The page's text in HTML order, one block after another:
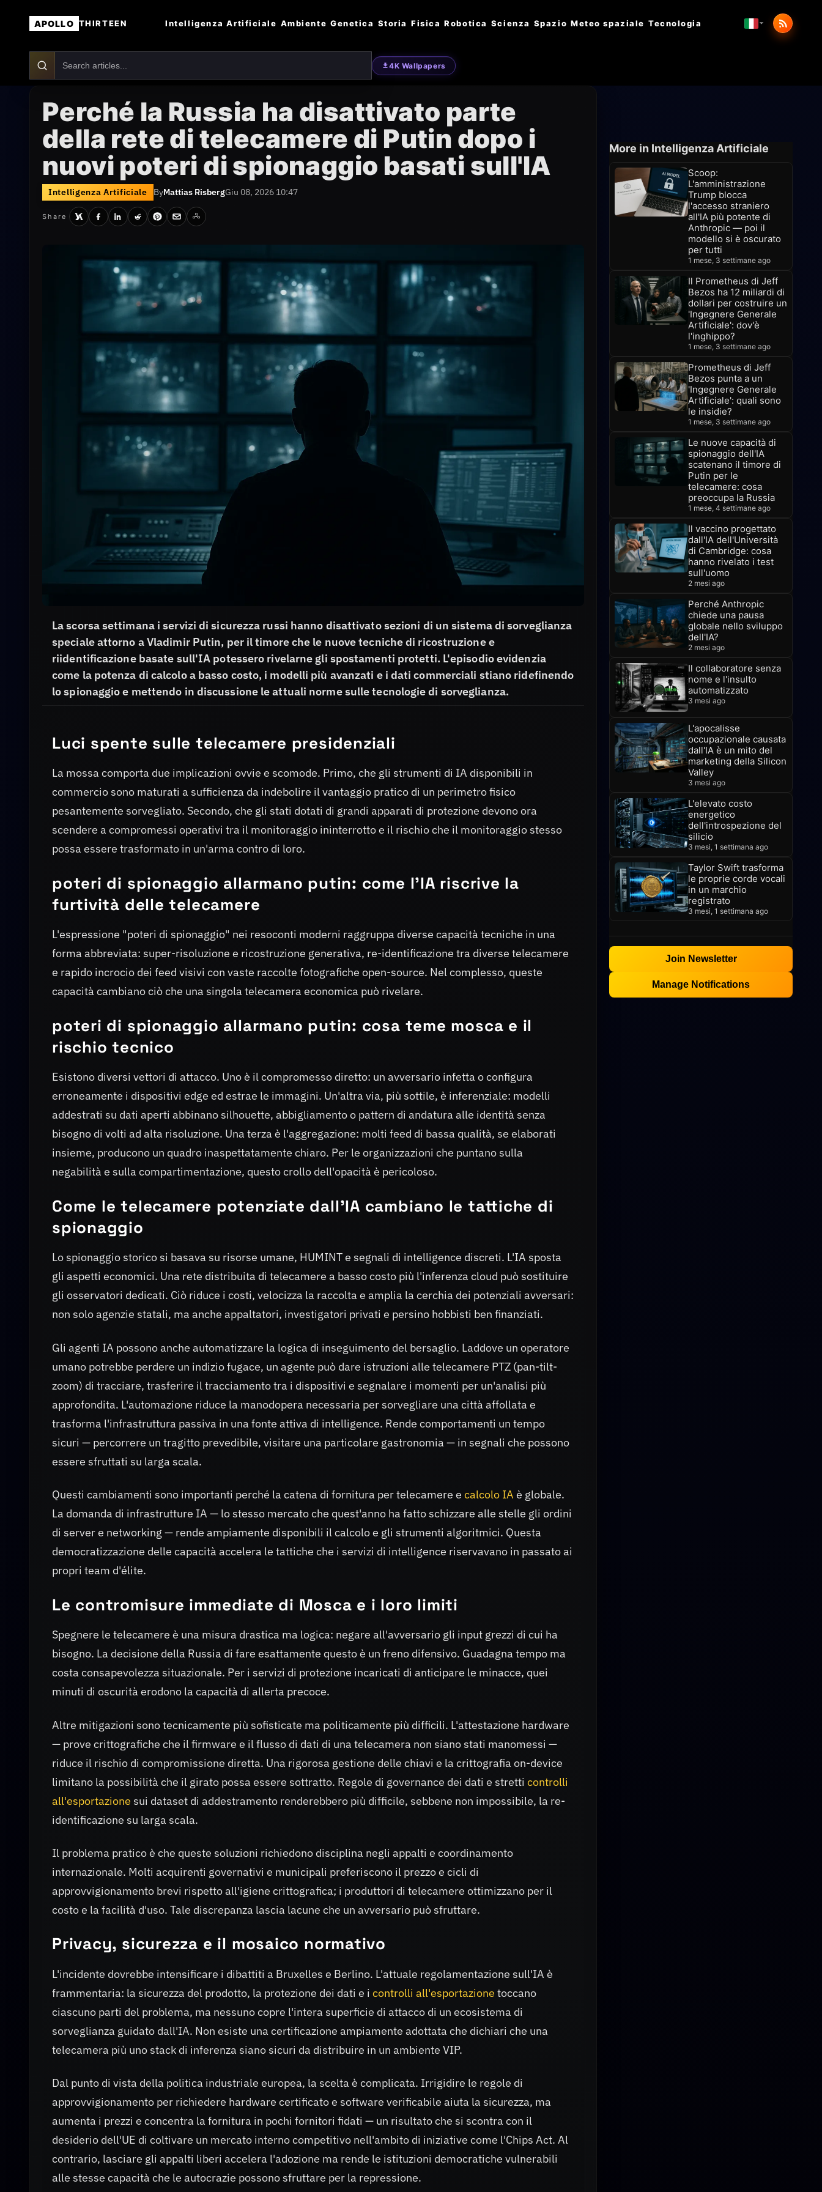
APOLLO THIRTEEN Intelligenza Artificiale Ambiente Genetica Storia Fisica Robotica Scienza Spazio Meteo spaziale Tecnologia
4K Wallpapers
Perché la Russia ha disattivato parte
della rete di telecamere di Putin dopo i
nuovi poteri di spionaggio basati sull'IA
Intelligenza Artificiale ByMattias RisbergGiu 08, 2026 10:47
Share
La scorsa settimana i servizi di sicurezza russi hanno disattivato sezioni di un sistema di sorveglianza
speciale attorno a Vladimir Putin, per il timore che le nuove tecniche di ricostruzione e
riidentificazione basate sull'IA potessero rivelarne gli spostamenti protetti. L'episodio evidenzia
come la potenza di calcolo a basso costo, i modelli più avanzati e i dati commerciali stiano ridefinendo
lo spionaggio e mettendo in discussione le attuali norme sulle tecnologie di sorveglianza.
Luci spente sulle telecamere presidenziali
La mossa comporta due implicazioni ovvie e scomode. Primo, che gli strumenti di IA disponibili in
commercio sono maturati a sufficienza da indebolire il vantaggio pratico di un perimetro fisico
pesantemente sorvegliato. Secondo, che gli stati dotati di grandi apparati di protezione devono ora
scendere a compromessi operativi tra il monitoraggio ininterrotto e il rischio che il monitoraggio stesso
possa essere trasformato in un'arma contro di loro.
poteri di spionaggio allarmano putin: come l'IA riscrive la
furtività delle telecamere
L'espressione "poteri di spionaggio" nei resoconti moderni raggruppa diverse capacità tecniche in una
forma abbreviata: super-risoluzione e ricostruzione generativa, re-identificazione tra diverse telecamere
e rapido incrocio dei feed visivi con vaste raccolte fotografiche open-source. Nel complesso, queste
capacità cambiano ciò che una singola telecamera economica può rivelare.
poteri di spionaggio allarmano putin: cosa teme mosca e il
rischio tecnico
Esistono diversi vettori di attacco. Uno è il compromesso diretto: un avversario infetta o configura
erroneamente i dispositivi edge ed estrae le immagini. Un'altra via, più sottile, è inferenziale: modelli
addestrati su dati aperti abbinano silhouette, abbigliamento o pattern di andatura alle identità senza
bisogno di volti ad alta risoluzione. Una terza è l'aggregazione: molti feed di bassa qualità, se elaborati
insieme, producono un quadro inaspettatamente chiaro. Per le organizzazioni che puntano sulla
negabilità e sulla compartimentazione, questo crollo dell'opacità è pericoloso.
Come le telecamere potenziate dall'IA cambiano le tattiche di
spionaggio
Lo spionaggio storico si basava su risorse umane, HUMINT e segnali di intelligence discreti. L'IA sposta
gli aspetti economici. Una rete distribuita di telecamere a basso costo più l'inferenza cloud può sostituire
gli osservatori dedicati. Ciò riduce i costi, velocizza la raccolta e amplia la cerchia dei potenziali avversari:
non solo agenzie statali, ma anche appaltatori, investigatori privati e persino hobbisti ben finanziati.
Gli agenti IA possono anche automatizzare la logica di inseguimento del bersaglio. Laddove un operatore
umano potrebbe perdere un indizio fugace, un agente può dare istruzioni alle telecamere PTZ (pan-tilt-
zoom) di tracciare, trasferire il tracciamento tra i dispositivi e segnalare i momenti per un'analisi più
approfondita. L'automazione riduce la manodopera necessaria per sorvegliare una città affollata e
trasforma l'infrastruttura passiva in una fonte attiva di intelligence. Rende comportamenti un tempo
sicuri — percorrere un tragitto prevedibile, visitare una particolare gastronomia — in segnali che possono
essere sfruttati su larga scala.
Questi cambiamenti sono importanti perché la catena di fornitura per telecamere e calcolo IA è globale.
La domanda di infrastrutture IA — lo stesso mercato che quest'anno ha fatto schizzare alle stelle gli ordini
di server e networking — rende ampiamente disponibili il calcolo e gli strumenti algoritmici. Questa
democratizzazione delle capacità accelera le tattiche che i servizi di intelligence riservavano in passato ai
propri team d'élite.
Le contromisure immediate di Mosca e i loro limiti
Spegnere le telecamere è una misura drastica ma logica: negare all'avversario gli input grezzi di cui ha
bisogno. La decisione della Russia di fare esattamente questo è un freno difensivo. Guadagna tempo ma
costa consapevolezza situazionale. Per i servizi di protezione incaricati di anticipare le minacce, quei
minuti di oscurità erodono la capacità di allerta precoce.
Altre mitigazioni sono tecnicamente più sofisticate ma politicamente più difficili. L'attestazione hardware
— prove crittografiche che il firmware e il flusso di dati di una telecamera non siano stati manomessi —
riduce il rischio di compromissione diretta. Una rigorosa gestione delle chiavi e la crittografia on-device
limitano la possibilità che il girato possa essere sottratto. Regole di governance dei dati e stretti controlli
all'esportazione sui dataset di addestramento renderebbero più difficile, sebbene non impossibile, la re-
identificazione su larga scala.
Il problema pratico è che queste soluzioni richiedono disciplina negli appalti e coordinamento
internazionale. Molti acquirenti governativi e municipali preferiscono il prezzo e cicli di
approvvigionamento brevi rispetto all'igiene crittografica; i produttori di telecamere ottimizzano per il
costo e la facilità d'uso. Tale discrepanza lascia lacune che un avversario può sfruttare.
Privacy, sicurezza e il mosaico normativo
L'incidente dovrebbe intensificare i dibattiti a Bruxelles e Berlino. L'attuale regolamentazione sull'IA è
frammentaria: la sicurezza del prodotto, la protezione dei dati e i controlli all'esportazione toccano
ciascuno parti del problema, ma nessuno copre l'intera superficie di attacco di un ecosistema di
sorveglianza guidato dall'IA. Non esiste una certificazione ampiamente adottata che dichiari che una
telecamera più uno stack di inferenza siano sicuri da distribuire in un ambiente VIP.
Dal punto di vista della politica industriale europea, la scelta è complicata. Irrigidire le regole di
approvvigionamento per richiedere hardware certificato e software verificabile aiuta la sicurezza, ma
aumenta i prezzi e concentra la fornitura in pochi fornitori fidati — un risultato che si scontra con il
desiderio dell'UE di coltivare un mercato interno competitivo nell'ambito di iniziative come l'Chips Act. Al
contrario, lasciare gli appalti liberi accelera l'adozione ma rende le istituzioni democratiche vulnerabili
alle stesse capacità che le autocrazie possono sfruttare per la repressione.
More in Intelligenza Artificiale
Scoop:
L'amministrazione
Trump blocca
l'accesso straniero
all'IA più potente di
Anthropic — poi il
modello si è oscurato
per tutti
1 mese, 3 settimane ago
Il Prometheus di Jeff
Bezos ha 12 miliardi di
dollari per costruire un
'Ingegnere Generale
Artificiale': dov'è
l'inghippo?
1 mese, 3 settimane ago
Prometheus di Jeff
Bezos punta a un
'Ingegnere Generale
Artificiale': quali sono
le insidie?
1 mese, 3 settimane ago
Le nuove capacità di
spionaggio dell'IA
scatenano il timore di
Putin per le
telecamere: cosa
preoccupa la Russia
1 mese, 4 settimane ago
Il vaccino progettato
dall'IA dell'Università
di Cambridge: cosa
hanno rivelato i test
sull'uomo
2 mesi ago
Perché Anthropic
chiede una pausa
globale nello sviluppo
dell'IA?
2 mesi ago
Il collaboratore senza
nome e l'insulto
automatizzato
3 mesi ago
L'apocalisse
occupazionale causata
dall'IA è un mito del
marketing della Silicon
Valley
3 mesi ago
L'elevato costo
energetico
dell'introspezione del
silicio
3 mesi, 1 settimana ago
Taylor Swift trasforma
le proprie corde vocali
in un marchio
registrato
3 mesi, 1 settimana ago
Join Newsletter
Manage Notifications